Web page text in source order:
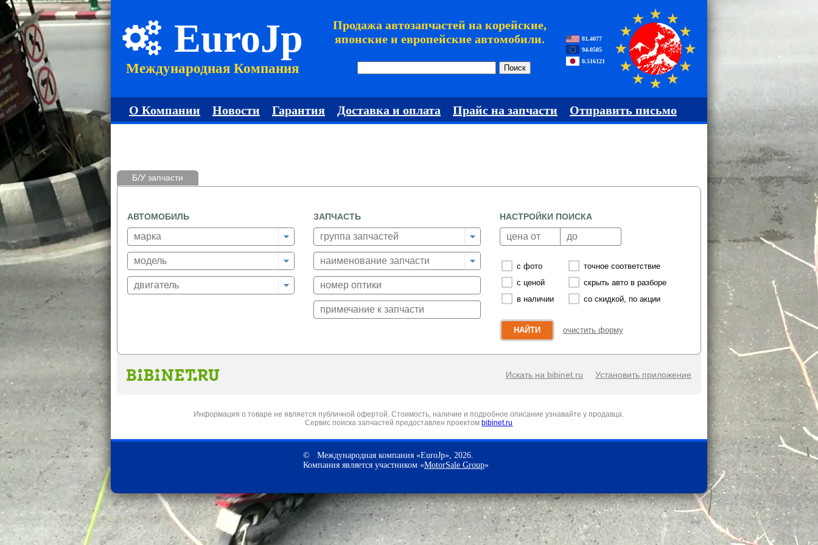
EuroJp
Международная Компания
Продажа автозапчастей на корейские,
японские и европейские автомобили.
81.4077
94.0585
0.516121
О Компании Новости Гарантия Доставка и оплата Прайс на запчасти Отправить письмо
Б/У запчасти
АВТОМОБИЛЬ ЗАПЧАСТЬ НАСТРОЙКИ ПОИСКА
с фото
точное соответствие
с ценой
скрыть авто в разборе
в наличии
со скидкой, по акции
НАЙТИ очистить форму
Искать на bibinet.ru Установить приложение
Информация о товаре не является публичной офертой. Стоимость, наличие и подробное описание узнавайте у продавца.
Сервис поиска запчастей предоставлен проектом bibinet.ru
© Международная компания «EuroJp», 2026.
Компания является участником «MotorSale Group»